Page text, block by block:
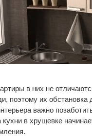
в них не
поэтому их
важно
в хрущевке